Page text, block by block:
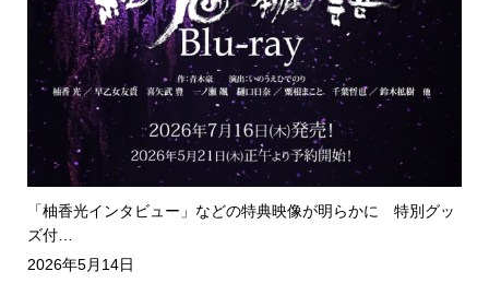
「柚香光インタビュー」などの特典映像が明らかに 特別グッ
ズ付…
2026年5月14日